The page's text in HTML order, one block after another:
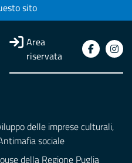
sito
Area
riservata
delle imprese culturali,
sociale
della Regione Puglia